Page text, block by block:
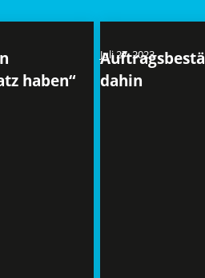
haben“
Juli 27, 2023
dahin